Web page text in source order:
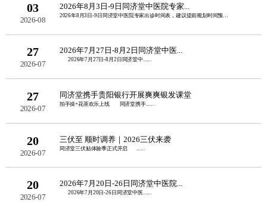
03
2026-08
2026年8月3日-9日同济堂中医院专家...
27
2026-07
2026年7月27日-8月2日同济堂中医...
2026年7月27日-8月2日同济堂中......
27
2026-07
同济堂携手贵阳银行开展爽爽银发课堂
拍手操+花茶欢乐上线 同济堂携手......
20
2026-07
三伏至 顺时调养｜2026三伏来袭
同济堂三伏贴体验季正式开启 ......
20
2026-07
2026年7月20日-26日同济堂中医院...
2026年7月20日-26日同济堂中医......